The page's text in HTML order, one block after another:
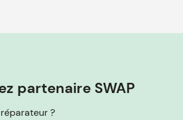
partenaire SWAP
?